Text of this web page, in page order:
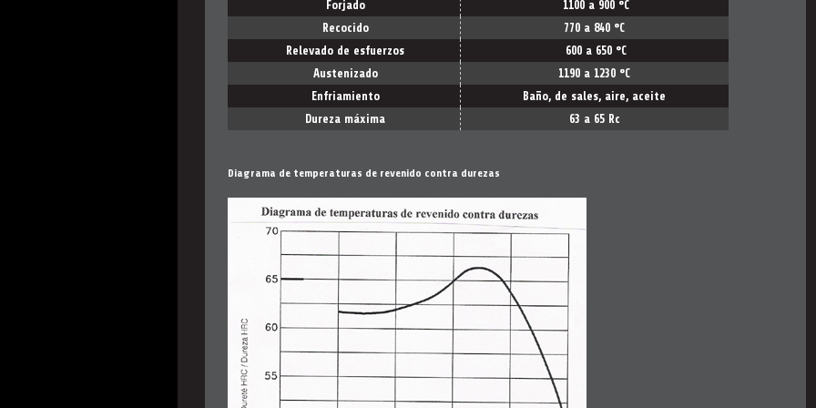
Forjado 1100 a 900 °C
Recocido
770 a 840 °C
Relevado de esfuerzos
600 a 650 °C
Austenizado
1190 a 1230 °C
Enfriamiento
Baño, de sales, aire, aceite
Dureza máxima
63 a 65 Rc
Diagrama de temperaturas de revenido contra durezas